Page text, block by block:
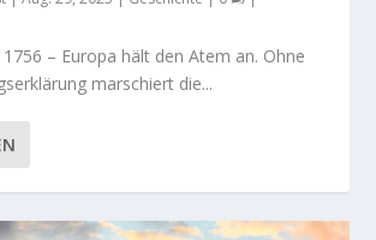
– Europa hält den Atem an. Ohne
marschiert die...